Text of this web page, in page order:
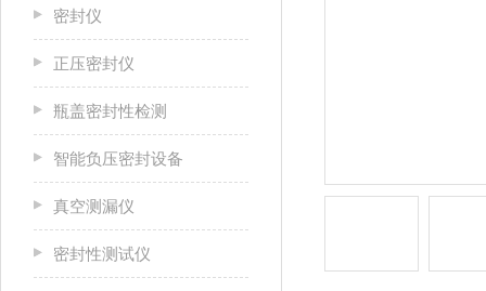
密封仪
正压密封仪
瓶盖密封性检测
智能负压密封设备
真空测漏仪
密封性测试仪